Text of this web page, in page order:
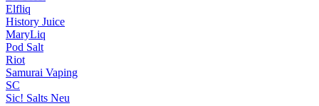
Elfliq
History Juice
MaryLiq
Pod Salt
Riot
Samurai Vaping
SC
Sic! Salts Neu